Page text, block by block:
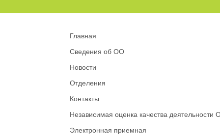
Главная
Сведения об ОО
Новости
Отделения
Контакты
Независимая оценка качества деятельности
Электронная приемная